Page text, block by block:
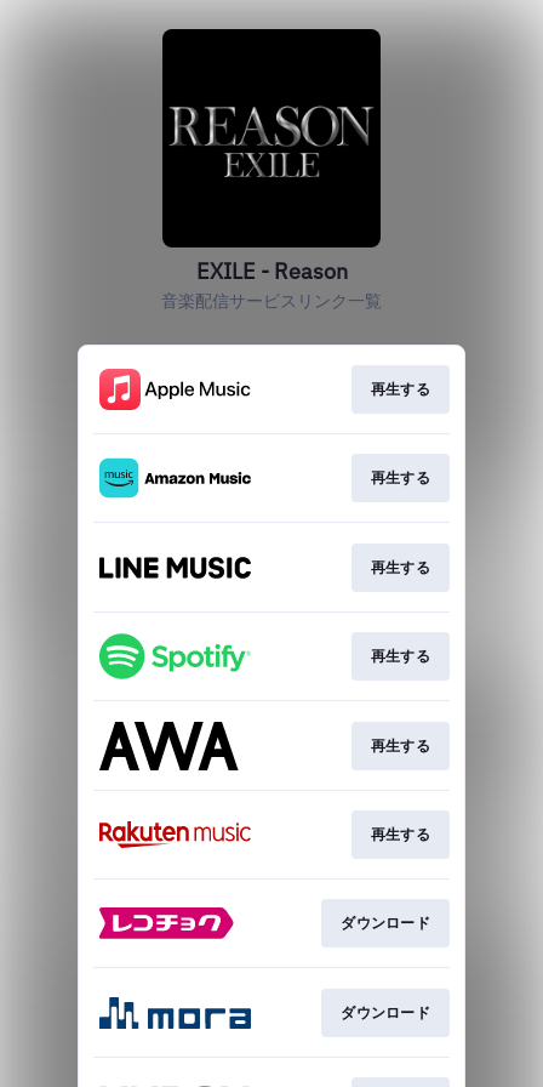
EXILE - Reason
音楽配信サービスリンク一覧
再生する
再生する
再生する
再生する
再生する
再生する
ダウンロード
ダウンロード